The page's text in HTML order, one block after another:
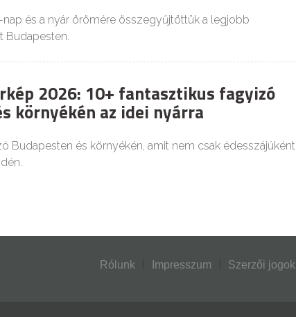
és a nyár örömére összegyűjtöttük a legjobb
Budapesten.
2026: 10+ fantasztikus fagyizó
környékén az idei nyárra
Budapesten és környékén, amit nem csak édesszájúként
Rólunk Impresszum Szerzői jogok